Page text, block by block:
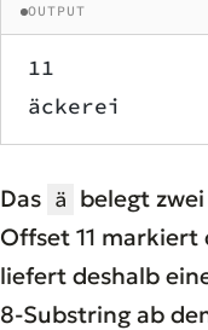
OUTPUT
11
äckerei
Das ä belegt
Offset 11 markiert
liefert deshalb
8-Substring ab